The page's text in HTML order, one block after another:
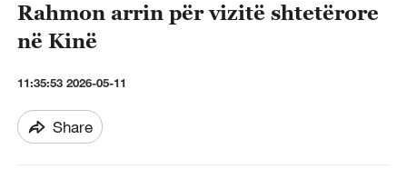
Rahmon arrin për vizitë shtetërore
në Kinë
11:35:53 2026-05-11
Share